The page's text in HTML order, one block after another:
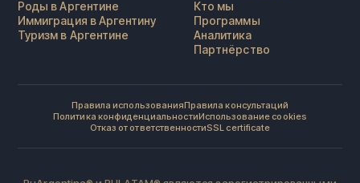
Роды в Аргентине
Иммиграция в Аргентину
Туризм в Аргентине
Кто мы
Программы
Аналитика
Партнёрство
Правила использованияПравила консультаций
Политика конфиденциальностиИспользование cookies
Отказ от ответственностиSSL certificate